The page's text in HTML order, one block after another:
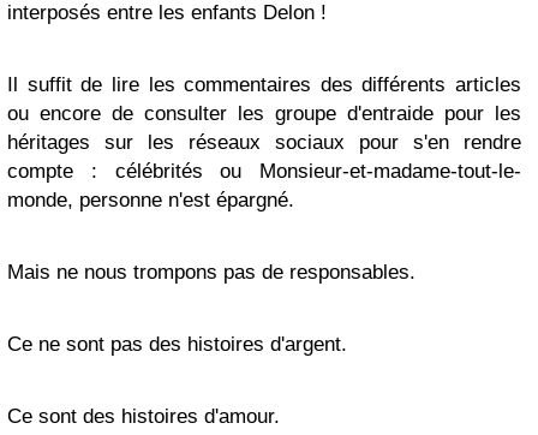
interposés entre les enfants Delon !
Il suffit de lire les commentaires des différents articles
ou encore de consulter les groupe d'entraide pour les
héritages sur les réseaux sociaux pour s'en rendre
compte : célébrités ou Monsieur-et-madame-tout-le-
monde, personne n'est épargné.
Mais ne nous trompons pas de responsables.
Ce ne sont pas des histoires d'argent.
Ce sont des histoires d'amour.